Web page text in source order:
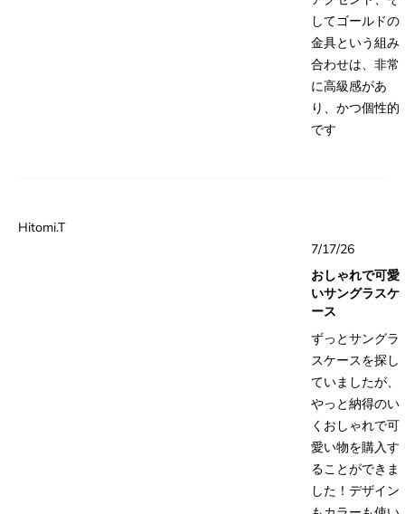
してゴールドの
金具という組み
合わせは、非常
に高級感があ
り、かつ個性的
です
Hitomi.T
星
5
つ
中
5
と
評
価
7/17/26
おしゃれで可愛
いサングラスケ
ース
ずっとサングラ
スケースを探し
ていましたが、
やっと納得のい
くおしゃれで可
愛い物を購入す
ることができま
した！デザイン